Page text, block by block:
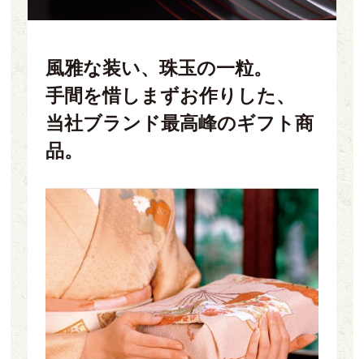
風雅な装い、珠玉の一粒。
手間を惜しまずお作りした、
当社ブランド最高峰のギフト商
品。